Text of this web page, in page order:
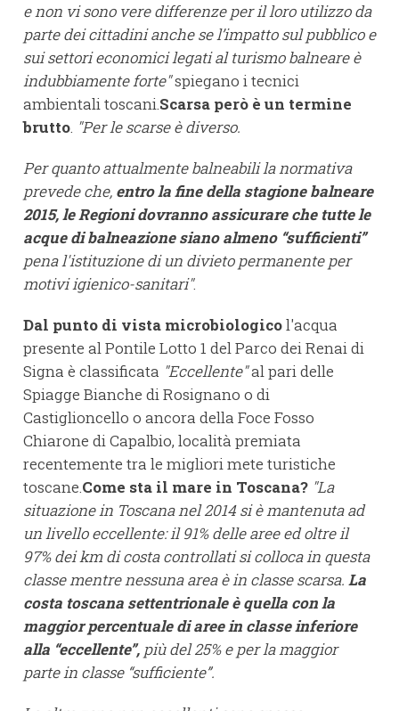
e non vi sono vere differenze per il loro utilizzo da
parte dei cittadini anche se l’impatto sul pubblico e
sui settori economici legati al turismo balneare è
indubbiamente forte"spiegano i tecnici
ambientali toscani.Scarsa però è un termine
brutto. "Per le scarse è diverso.
Per quanto attualmente balneabili la normativa
prevede che, entro la fine della stagione balneare
2015, le Regioni dovranno assicurare che tutte le
acque di balneazione siano almeno “sufficienti”
pena l'istituzione di un divieto permanente per
motivi igienico-sanitari".
Dal punto di vista microbiologicol'acqua
presente al Pontile Lotto 1 del Parco dei Renai di
Signa è classificata "Eccellente"al pari delle
Spiagge Bianche di Rosignano o di
Castiglioncello o ancora della Foce Fosso
Chiarone di Capalbio, località premiata
recentemente tra le migliori mete turistiche
toscane.Come sta il mare in Toscana? "La
situazione in Toscana nel 2014 si è mantenuta ad
un livello eccellente: il 91% delle aree ed oltre il
97% dei km di costa controllati si colloca in questa
classe mentre nessuna area è in classe scarsa. La
costa toscana settentrionale è quella con la
maggior percentuale di aree in classe inferiore
alla “eccellente”, più del 25% e per la maggior
parte in classe “sufficiente”.